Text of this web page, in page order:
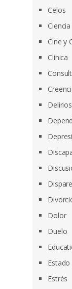
Celos
Cine y
Clínica
Delirios
Dolor
Duelo
Estrés